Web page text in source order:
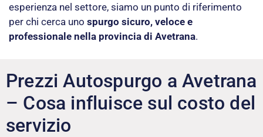
esperienza nel settore, siamo un punto di riferimento
per chi cerca uno spurgo sicuro, veloce e
professionale nella provincia di Avetrana.
Prezzi Autospurgo a Avetrana
– Cosa influisce sul costo del
servizio